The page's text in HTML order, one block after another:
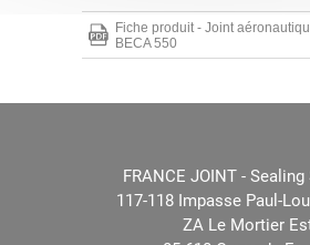
Fiche produit - Joint
BECA 550
FRANCE JOINT -
117-118 Impasse Paul-
ZA Le Mortier